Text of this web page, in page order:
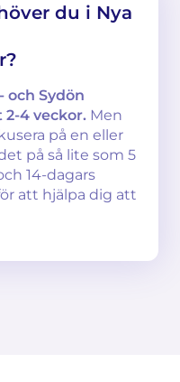
du i Nya
och Sydön
4 veckor. Men
på en eller
på så lite som 5
14-dagars
att hjälpa dig att